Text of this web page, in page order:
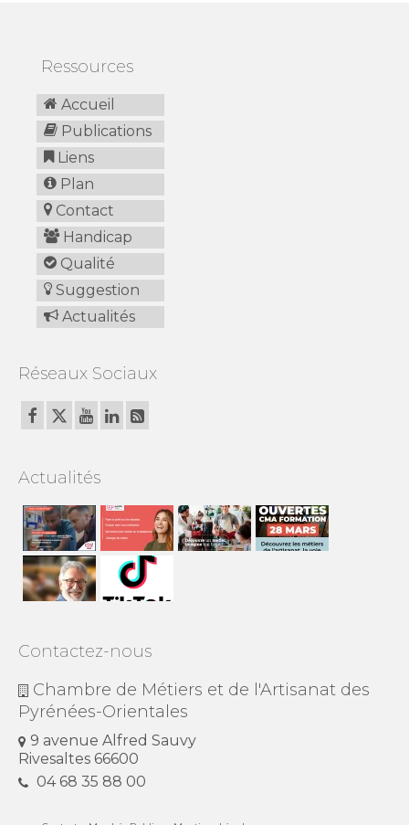
Ressources
Accueil
Publications
Liens
Plan
Contact
Handicap
Qualité
Suggestion
Actualités
Réseaux Sociaux
Actualités
Contactez-nous
Chambre de Métiers et de l'Artisanat des
Pyrénées-Orientales
9 avenue Alfred Sauvy
Rivesaltes 66600
04 68 35 88 00